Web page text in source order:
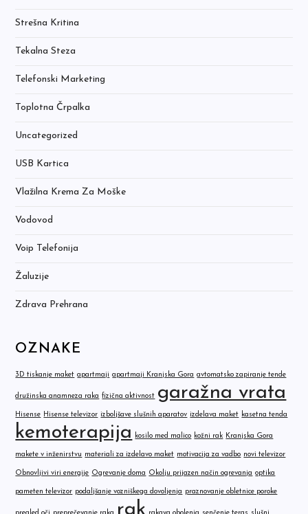
Strešna Kritina
Tekalna Steza
Telefonski Marketing
Toplotna Črpalka
Uncategorized
USB Kartica
Vlažilna Krema Za Moške
Vodovod
Voip Telefonija
Žaluzije
Zdrava Prehrana
OZNAKE
3D tiskanje maket apartmaji apartmaji Kranjska Gora avtomatsko zapiranje tende
družinska anamneza raka fizična aktivnost garažna vrata
Hisense Hisense televizor izboljšave slušnih aparatov izdelava maket kasetna tenda
kemoterapija kosilo med malico kožni rak Kranjska Gora
makete v inženirstvu materiali za izdelavo maket motivacija za vadbo novi televizor
Obnovljivi viri energije Ogrevanje doma Okolju prijazen način ogrevanja optika
pameten televizor podaljšanje vozniškega dovoljenja praznovanje obletnice poroke
rak